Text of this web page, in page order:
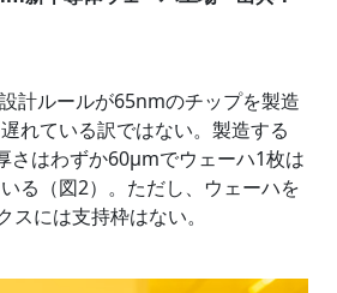
計ルールが65nmのチップを製造
れている訳ではない。製造する
さはわずか60µmでウェーハ1枚は
る（図2）。ただし、ウェーハを
スには支持枠はない。